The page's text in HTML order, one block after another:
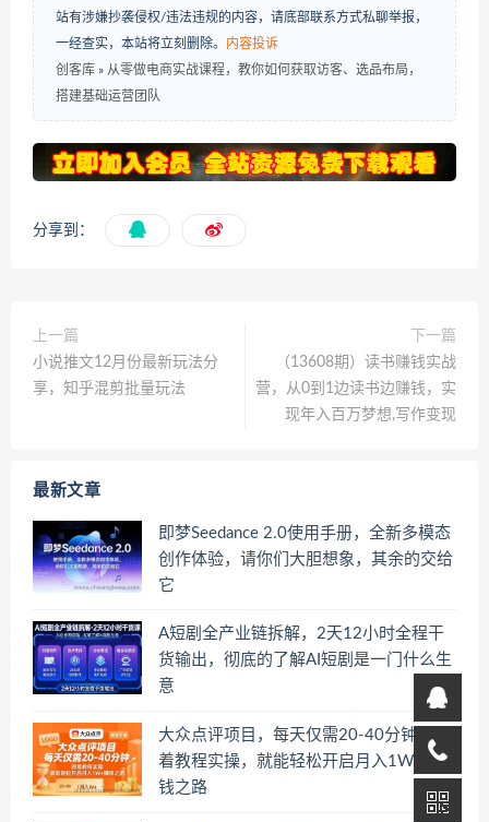
站有涉嫌抄袭侵权/违法违规的内容，请底部联系方式私聊举报，
一经查实，本站将立刻删除。 内容投诉
创客库 » 从零做电商实战课程，教你如何获取访客、选品布局，
搭建基础运营团队
分享到：
上一篇
小说推文12月份最新玩法分
享，知乎混剪批量玩法
下一篇
（13608期）读书赚钱实战
营，从0到1边读书边赚钱，实
现年入百万梦想,写作变现
最新文章
即梦Seedance 2.0使用手册，全新多模态
创作体验，请你们大胆想象，其余的交给
它
A短剧全产业链拆解，2天12小时全程干
货输出，彻底的了解AI短剧是一门什么生
意
大众点评项目，每天仅需20-40分钟，跟
着教程实操，就能轻松开启月入1W+賺
钱之路